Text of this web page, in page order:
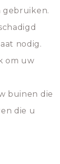
gebruiken.
nodig.
om uw
buinen die
die u